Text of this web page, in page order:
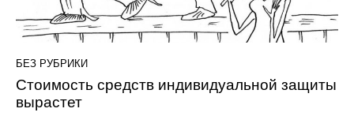
БЕЗ РУБРИКИ
Стоимость средств индивидуальной защиты
вырастет